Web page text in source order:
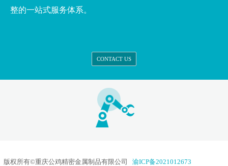
整的一站式服务体系。
CONTACT US
版权所有©重庆公鸡精密金属制品有限公司渝ICP备2021012673